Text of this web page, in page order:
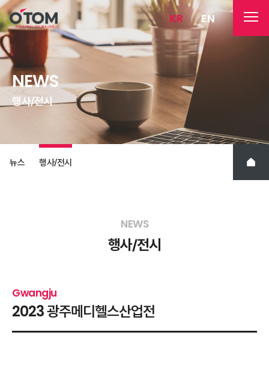
KR EN
NEWS
행사/전시
뉴스 행사/전시
NEWS
행사/전시
Gwangju
2023 광주메디헬스산업전